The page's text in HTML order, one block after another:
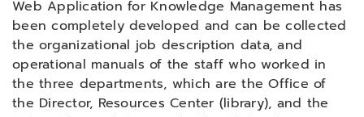
Web Application for Knowledge Management has
been completely developed and can be collected
the organizational job description data, and
operational manuals of the staff who worked in
the three departments, which are the Office of
the Director, Resources Center (library), and the